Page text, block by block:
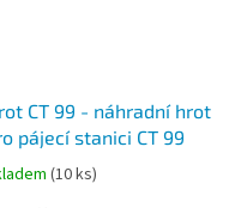
CT 99 - náhradní hrot
pájecí stanici CT 99
(10 ks)